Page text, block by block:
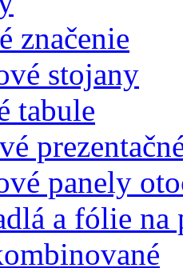
značenie
stojany
tabule
panely
a fólie na